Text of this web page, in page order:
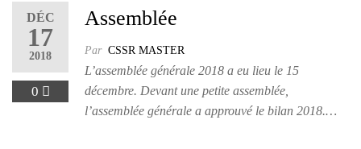
DÉC
17
2018
0
Assemblée
Par CSSR MASTER
L’assemblée générale 2018 a eu lieu le 15
décembre. Devant une petite assemblée,
l’assemblée générale a approuvé le bilan 2018.…